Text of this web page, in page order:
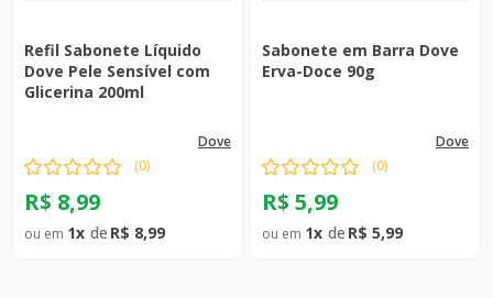
Refil Sabonete Líquido
Dove Pele Sensível com
Glicerina 200ml
dove
(0)
R$ 8,99
1 R$ 8,99
Sabonete em Barra Dove
Erva-Doce 90g
dove
(0)
R$ 5,99
1 R$ 5,99